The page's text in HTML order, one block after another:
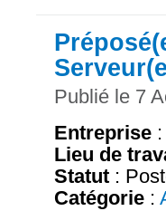
Publié le 7
Entreprise :
Lieu de
Statut :
Catégorie :